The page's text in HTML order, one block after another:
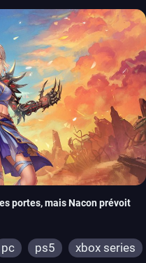
portes, mais Nacon prévoit
pc ps5 xbox series